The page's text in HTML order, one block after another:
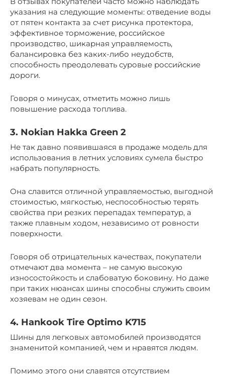
указания на следующие моменты: отведение воды
от пятен контакта за счет рисунка протектора,
эффективное торможение, российское
производство, шикарная управляемость,
балансировка без каких-либо неудобств,
способность преодолевать суровые российские
дороги.
Говоря о минусах, отметить можно лишь
повышение расхода топлива.
3. Nokian Hakka Green 2
Не так давно появившаяся в продаже модель для
использования в летних условиях сумела быстро
набрать популярность.
Она славится отличной управляемостью, выгодной
стоимостью, мягкостью, неспособностью терять
свойства при резких перепадах температур, а
также плавным ходом, независимо от ровности
поверхности.
Говоря об отрицательных качествах, покупатели
отмечают два момента – не самую высокую
износостойкость и слабоватую боковину. Но даже
при таких нюансах шины способны служить своим
хозяевам не один сезон.
4. Hankook Tire Optimo K715
Шины для легковых автомобилей производятся
знаменитой компанией, чем и нравятся людям.
Помимо этого они славятся отсутствием